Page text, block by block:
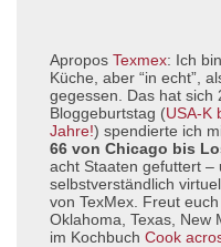
Apropos Texmex: Ich
Küche, aber “in echt”,
gegessen. Das hat sich
Bloggeburtstag (USA-K
Jahre!) spendierte ich
66 von Chicago bis
acht Staaten gefuttert –
selbstverständlich
von TexMex. Freut
Oklahoma, Texas, New
im Kochbuch Cook